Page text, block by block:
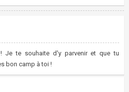
Je te souhaite d'y parvenir et que tu
bon camp à toi !